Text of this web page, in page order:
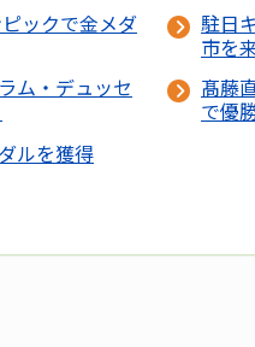
ックで金メダ
駐日
市を
ム・デュッセ
髙藤
で優
ルを獲得